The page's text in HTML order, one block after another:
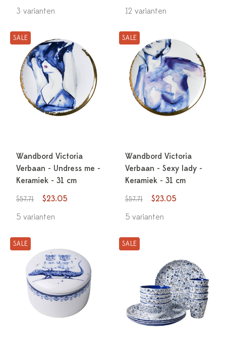
3 varianten 12 varianten
SALE
Wandbord Victoria
Verbaan - Undress me -
Keramiek - 31 cm
$57.71
$23.05
5 varianten
SALE
Wandbord Victoria
Verbaan - Sexy lady -
Keramiek - 31 cm
$57.71
$23.05
5 varianten
SALE SALE